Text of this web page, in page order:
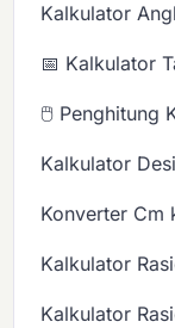
Kalkulator
📅 Kalkulator
🖱️ Penghitung
Kalkulator
Konverter Cm
Kalkulator
Kalkulator